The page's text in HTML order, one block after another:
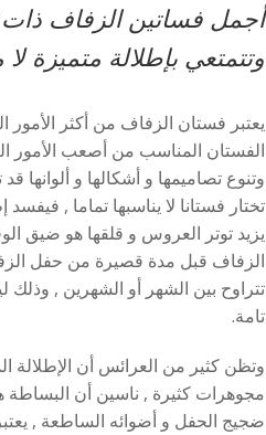
أجمل فساتين الزفاف
وتتمتعي بإطلالة متميزة لا
يعتبر فستان الزفاف من أكثر
الفستان المناسب من أصعب الأمور
وتنوع تصاميمها و أشكالها و
تختار فستانا لا يناسبها تماما ,
يزيد توتر العروس و قلقها هو ضيق
الزفاف قبل مدة قصيرة من حفل
تتراوح بين الشهر أو الشهرين ,
تامة.
وتظن كثير من العرائس أن الإطلالة
مجوهرات كثيرة , ناسين أن
ضجيج الحفل و أضوائه الساطعة ,